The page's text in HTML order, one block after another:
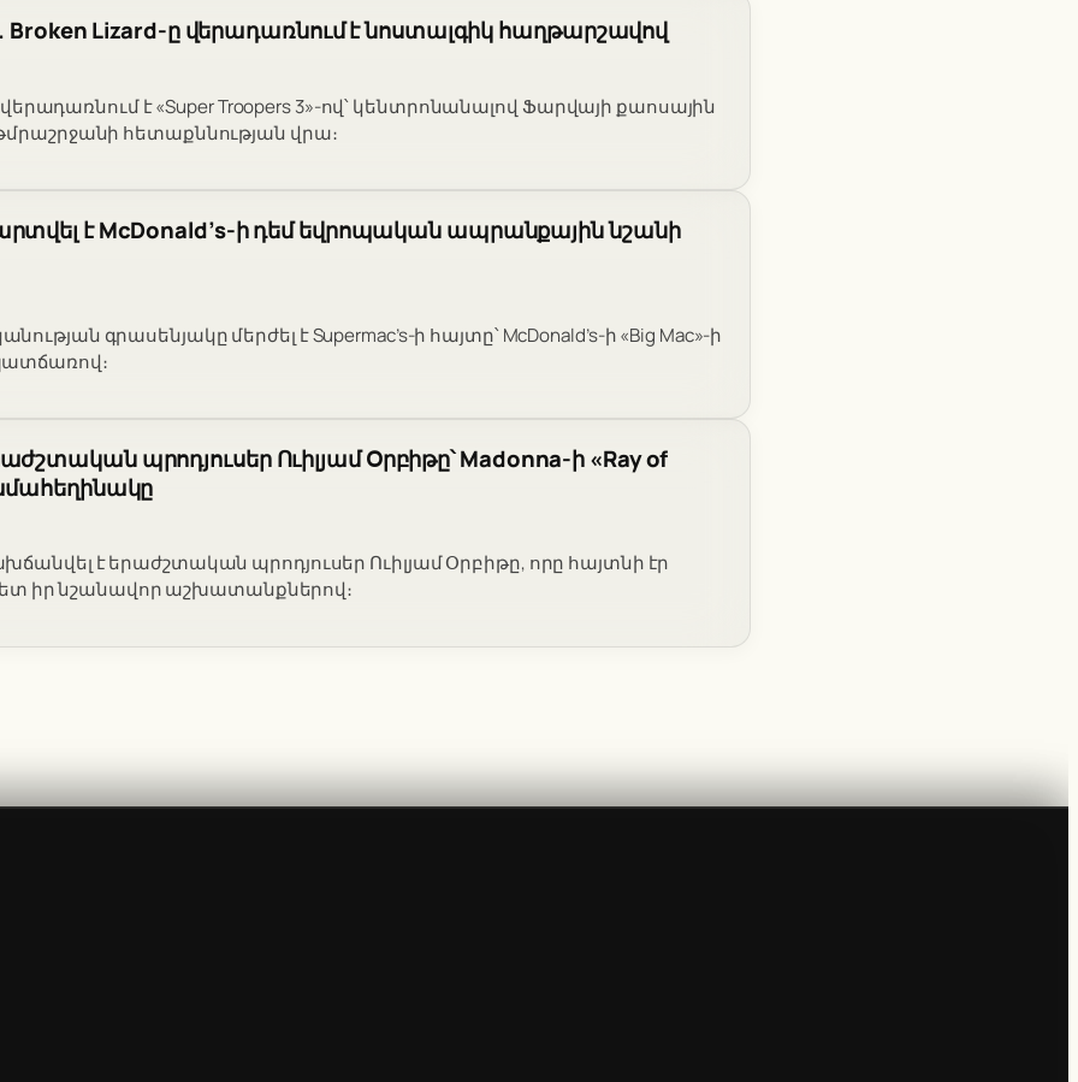
Broken Lizard-ը վերադառնում է նոստալգիկ հաղթարշավով
վերադառնում է «Super Troopers 3»-ով՝ կենտրոնանալով Ֆարվայի քաոսային
հետաքննության վրա։
է McDonald’s-ի դեմ եվրոպական ապրանքային նշանի
գրասենյակը մերժել է Supermac’s-ի հայտը՝ McDonald’s-ի «Big Mac»-ի
պրոդյուսեր Ուիլյամ Օրբիթը՝ Madonna-ի «Ray of
է երաժշտական պրոդյուսեր Ուիլյամ Օրբիթը, որը հայտնի էր
հետ իր նշանավոր աշխատանքներով։